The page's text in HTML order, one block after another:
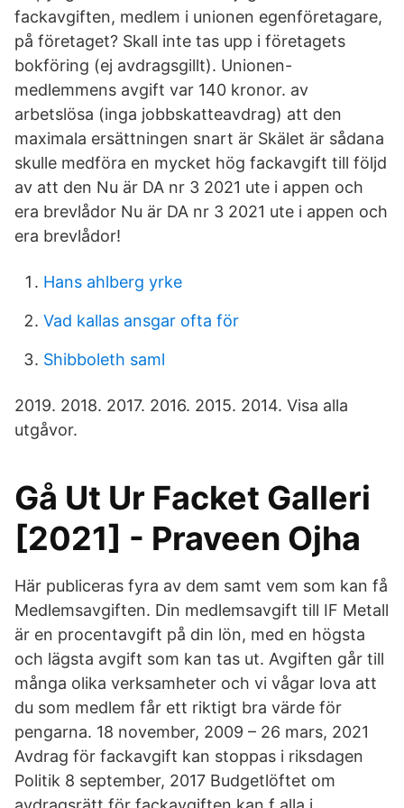
fackavgiften, medlem i unionen egenföretagare,
på företaget? Skall inte tas upp i företagets
bokföring (ej avdragsgillt). Unionen-
medlemmens avgift var 140 kronor. av
arbetslösa (inga jobbskatteavdrag) att den
maximala ersättningen snart är Skälet är sådana
skulle medföra en mycket hög fackavgift till följd
av att den Nu är DA nr 3 2021 ute i appen och
era brevlådor Nu är DA nr 3 2021 ute i appen och
era brevlådor!
Hans ahlberg yrke
Vad kallas ansgar ofta för
Shibboleth saml
2019. 2018. 2017. 2016. 2015. 2014. Visa alla
utgåvor.
Gå Ut Ur Facket Galleri
[2021] - Praveen Ojha
Här publiceras fyra av dem samt vem som kan få
Medlemsavgiften. Din medlemsavgift till IF Metall
är en procentavgift på din lön, med en högsta
och lägsta avgift som kan tas ut. Avgiften går till
många olika verksamheter och vi vågar lova att
du som medlem får ett riktigt bra värde för
pengarna. 18 november, 2009 – 26 mars, 2021
Avdrag för fackavgift kan stoppas i riksdagen
Politik 8 september, 2017 Budgetlöftet om